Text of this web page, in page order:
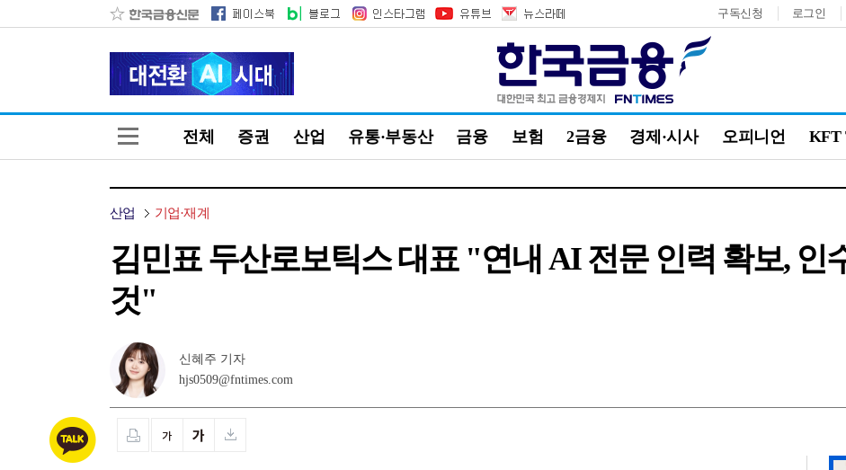
구독신청 로그인
전체 증권 산업 유통·부동산 금융 보험 2금융 경제·시사 오피니언 KFT
산업 기업·재계
김민표 두산로보틱스 대표 "연내 AI 전문 인력 확보, 인
것"
신혜주 기자
hjs0509@fntimes.com